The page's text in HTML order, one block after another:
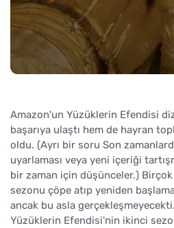
Amazon'un Yüzüklerin Efendisi
başarıya ulaştı hem de hayran
oldu. (Ayrı bir soru Son
uyarlaması veya yeni içeriği
bir zaman için düşünceler.)
sezonu çöpe atıp yeniden
ancak bu asla
Yüzüklerin Efendisi'nin ikinci